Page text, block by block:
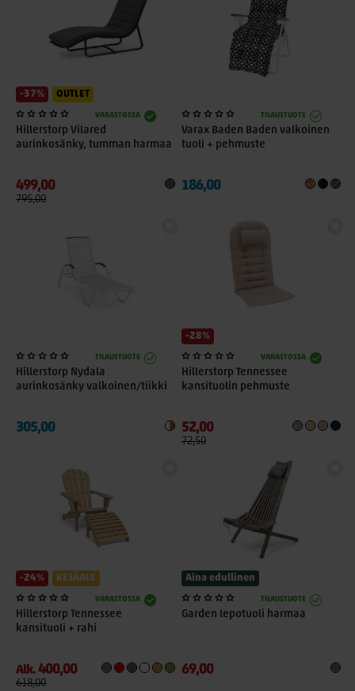
Tutustu nyt moderniin lepolasse-valikoimaan ja tilaa
edullinen aurinkosänky netistä jo tänään!
-37% OUTLET
VARASTOSSA
Hillerstorp Vilared
aurinkosänky, tumman harmaa
499,00
795,00
TILAUSTUOTE
Varax Baden Baden valkoinen
tuoli + pehmuste
186,00
TILAUSTUOTE
Hillerstorp Nydala
aurinkosänky valkoinen/tiikki
305,00
-28%
VARASTOSSA
Hillerstorp Tennessee
kansituolin pehmuste
52,00
72,50
-24% KESÄALE
VARASTOSSA
Hillerstorp Tennessee
kansituoli + rahi
Alk.400,00
618,00
Aina edullinen
TILAUSTUOTE
Garden lepotuoli harmaa
69,00